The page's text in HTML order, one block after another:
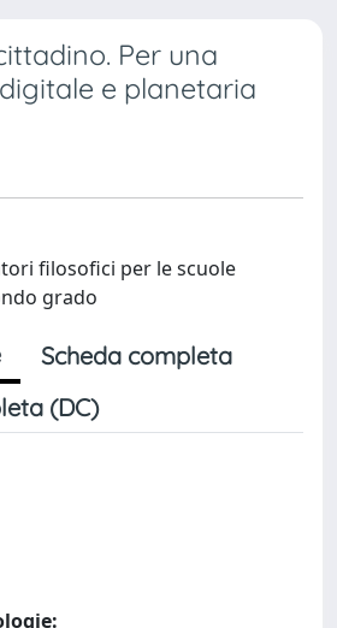
Per una
e planetaria
filosofici per le scuole
grado
Scheda completa
(DC)